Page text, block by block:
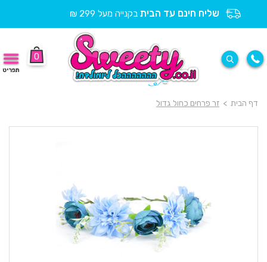
שליח חינם עד הבית בקנייה מעל 299 ₪
0
תפריט
דף הבית > זר פרחים כחול גדול